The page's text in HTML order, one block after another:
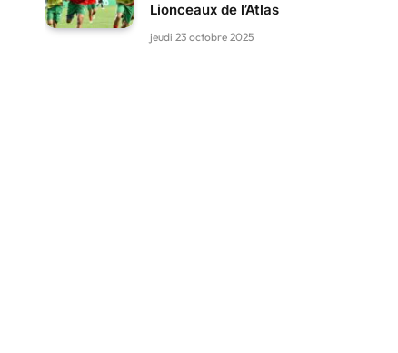
Lionceaux de l’Atlas
jeudi 23 octobre 2025